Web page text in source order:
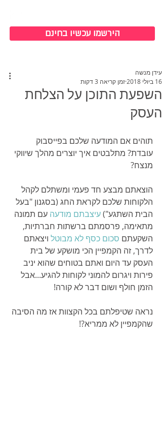
הירשמו עכשיו בחינם
השפעת התוכן על הצלחת
העסק
עידן מנשה
16 ביולי 2018
זמן קריאה 3 דקות
תוהים אם המודעה שלכם בפייסבוק
עובדת? מתלבטים איך יוצרים מהלך שיווקי
מנצח?
הוצאתם מבצע חד פעמי ומשתלם לקהל
הלקוחות שלכם לקראת החג (בסגנון "בעל
הבית השתגע") עיצבתם מודעה עם תמונה
מתאימה, פרסמתם ברשתות חברתיות,
השקעתם סכום כסף לא מבוטל ויצאתם
לדרך, זה הקמפיין הכי מושקע של בית
העסק עד היום ואתם בטוחים שהוא יניב
פירות ויגרום להמוני לקוחות להגיע...אבל
הזמן חולף ושום דבר לא קורה!
נראה שטיפלתם בכל הקצוות אז מה הסיבה
שהקמפיין לא ממריא?!